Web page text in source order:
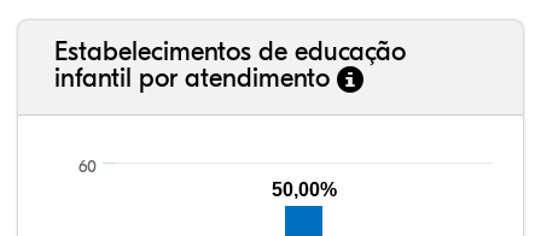
Estabelecimentos de educação
infantil por atendimento
60
50,00%